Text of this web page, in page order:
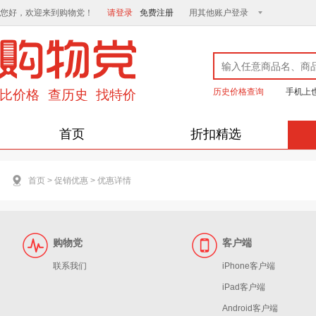
您好，欢迎来到购物党！ 请登录 免费注册 用其他账户登录
历史价格查询 手机上
首页 折扣精选
首页 > 促销优惠 > 优惠详情
购物党
联系我们
客户端
iPhone客户端
iPad客户端
Android客户端